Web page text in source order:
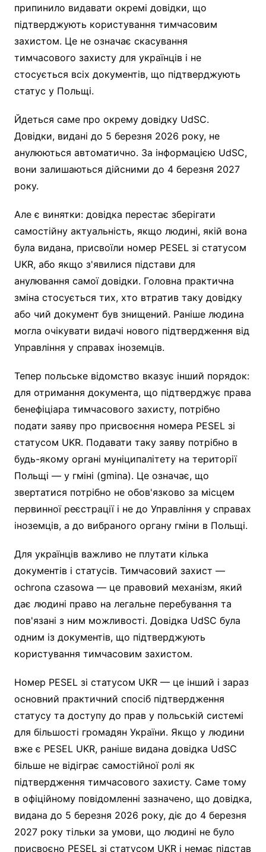
припинило видавати окремі довідки, що
підтверджують користування тимчасовим
захистом. Це не означає скасування
тимчасового захисту для українців і не
стосується всіх документів, що підтверджують
статус у Польщі.
Йдеться саме про окрему довідку UdSC.
Довідки, видані до 5 березня 2026 року, не
анулюються автоматично. За інформацією UdSC,
вони залишаються дійсними до 4 березня 2027
року.
Але є винятки: довідка перестає зберігати
самостійну актуальність, якщо людині, якій вона
була видана, присвоїли номер PESEL зі статусом
UKR, або якщо з'явилися підстави для
анулювання самої довідки. Головна практична
зміна стосується тих, хто втратив таку довідку
або чий документ був знищений. Раніше людина
могла очікувати видачі нового підтвердження від
Управління у справах іноземців.
Тепер польське відомство вказує інший порядок:
для отримання документа, що підтверджує права
бенефіціара тимчасового захисту, потрібно
подати заяву про присвоєння номера PESEL зі
статусом UKR. Подавати таку заяву потрібно в
будь-якому органі муніципалітету на території
Польщі — у гміні (gmina). Це означає, що
звертатися потрібно не обов'язково за місцем
первинної реєстрації і не до Управління у справах
іноземців, а до вибраного органу гміни в Польщі.
Для українців важливо не плутати кілька
документів і статусів. Тимчасовий захист —
ochrona czasowa — це правовий механізм, який
дає людині право на легальне перебування та
пов'язані з ним можливості. Довідка UdSC була
одним із документів, що підтверджують
користування тимчасовим захистом.
Номер PESEL зі статусом UKR — це інший і зараз
основний практичний спосіб підтвердження
статусу та доступу до прав у польській системі
для більшості громадян України. Якщо у людини
вже є PESEL UKR, раніше видана довідка UdSC
більше не відіграє самостійної ролі як
підтвердження тимчасового захисту. Саме тому
в офіційному повідомленні зазначено, що довідка,
видана до 5 березня 2026 року, діє до 4 березня
2027 року тільки за умови, що людині не було
присвоєно PESEL зі статусом UKR і немає підстав